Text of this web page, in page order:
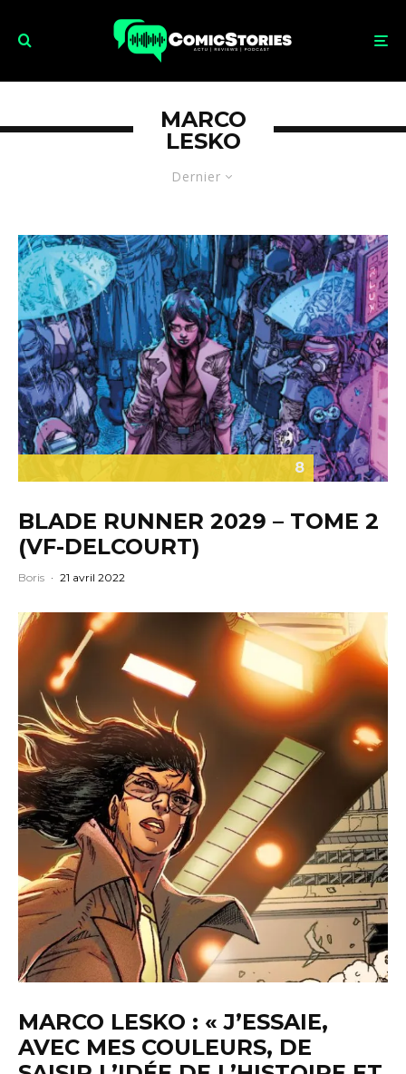
Dernier
MARCO
LESKO
8
BLADE RUNNER 2029 – TOME 2
(VF-DELCOURT)
Boris · 21 avril 2022
MARCO LESKO : « J’ESSAIE,
AVEC MES COULEURS, DE